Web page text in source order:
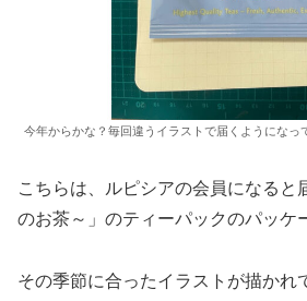
今年からかな？毎回違うイラストで届くようになっ
こちらは、ルピシアの会員になると
のお茶～」のティーパックのパッケ
その季節に合ったイラストが描かれ